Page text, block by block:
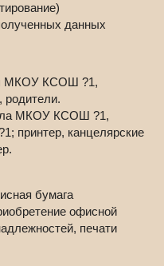
данных
МКОУ КСОШ ?1,
МКОУ КСОШ ?1,
принтер, канцелярские
бумага
офисной
печати